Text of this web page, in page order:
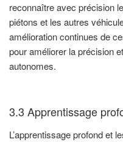
reconnaître avec précision
piétons et les autres
amélioration continues de
pour améliorer la précision
autonomes.
3.3 Apprentissage
L’apprentissage profond et